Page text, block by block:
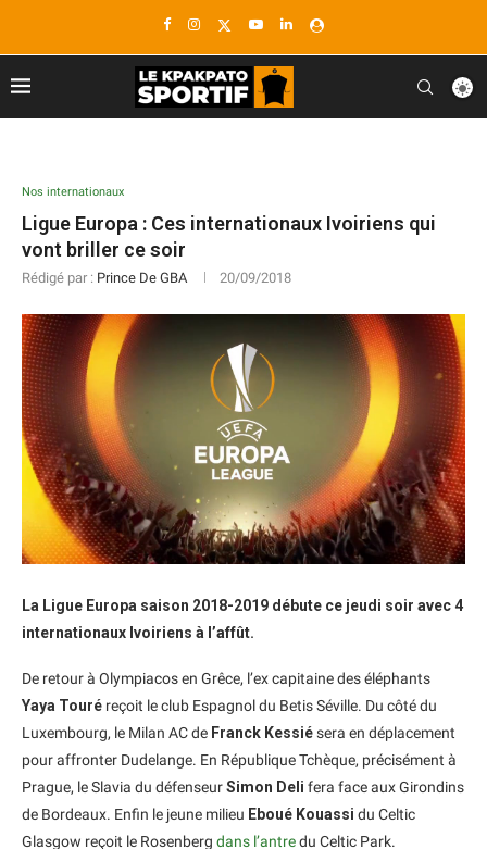
Nos internationaux
Ligue Europa : Ces internationaux Ivoiriens qui
vont briller ce soir
Rédigé par : Prince De GBA 20/09/2018
La Ligue Europa saison 2018-2019 débute ce jeudi soir avec 4
internationaux Ivoiriens à l’affût.
De retour à Olympiacos en Grêce, l’ex capitaine des éléphants
Yaya Touré reçoit le club Espagnol du Betis Séville. Du côté du
Luxembourg, le Milan AC de Franck Kessiésera en déplacement
pour affronter Dudelange. En République Tchèque, précisément à
Prague, le Slavia du défenseurSimon Deli fera face aux Girondins
de Bordeaux. Enfin le jeune milieu Eboué Kouassi du Celtic
Glasgow reçoit le Rosenberg dans l’antredu Celtic Park.